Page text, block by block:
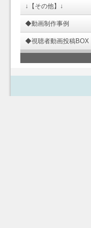
↓【その他】↓
◆動画制作事例
◆視聴者動画投稿BOX